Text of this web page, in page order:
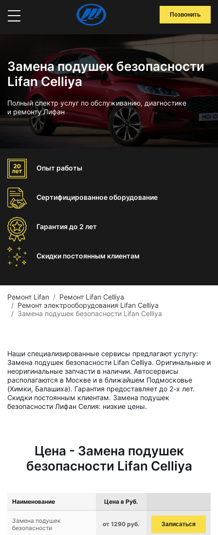
Позвонить
Замена подушек безопасности
Lifan Celliya
Полный спектр услуг по обслуживанию, диагностике
и ремонту Лифан
Опыт работы
Сертифицированноеоборудование
Гарантиядо 2 лет
Скидки постоянным клиентам
Ремонт Lifan
Ремонт Lifan Celliya
Ремонт электрооборудования Lifan Celliya
Замена подушек безопасности Lifan Celliya
Наши специализированные сервисы предлагают услугу:
Замена подушек безопасности Lifan Celliya. Оригинальные и
неоригинальные запчасти в наличии. Автосервисы
располагаются в Москве и в ближайшем Подмосковье
(Химки, Балашиха). Гарантия предоставляет до 2-х лет.
Скидки постоянным клиентам. Замена подушек
безопасности Лифан Селия: низкие цены.
Цена - Замена подушек
безопасности Lifan Celliya
Наименование Цена в Руб.
Замена подушек
безопасности
от 1290 руб. Записаться